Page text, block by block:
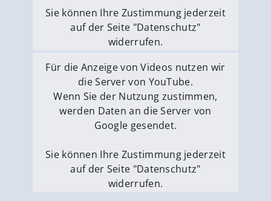
Sie können Ihre Zustimmung jederzeit
auf der Seite "Datenschutz"
widerrufen.
Externe Medien erlauben
Für die Anzeige von Videos nutzen wir
die Server von YouTube.
Wenn Sie der Nutzung zustimmen,
werden Daten an die Server von
Google gesendet.
Sie können Ihre Zustimmung jederzeit
auf der Seite "Datenschutz"
widerrufen.